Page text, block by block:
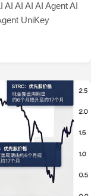
AI AI AI Agent AI
UniKey